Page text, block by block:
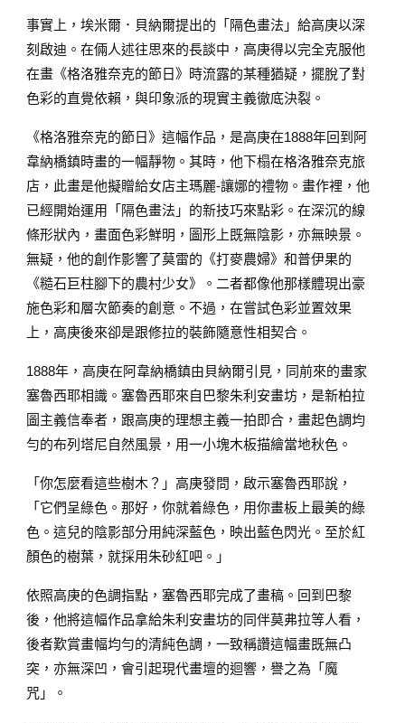
事實上，埃米爾．貝納爾提出的「隔色畫法」給高庚以深
刻啟迪。在倆人述往思來的長談中，高庚得以完全克服他
在畫《格洛雅奈克的節日》時流露的某種猶疑，擺脫了對
色彩的直覺依賴，與印象派的現實主義徹底決裂。
《格洛雅奈克的節日》這幅作品，是高庚在1888年回到阿
韋納橋鎮時畫的一幅靜物。其時，他下榻在格洛雅奈克旅
店，此畫是他擬贈給女店主瑪麗-讓娜的禮物。畫作裡，他
已經開始運用「隔色畫法」的新技巧來點彩。在深沉的線
條形狀內，畫面色彩鮮明，圖形上既無陰影，亦無映景。
無疑，他的創作影響了莫雷的《打麥農婦》和普伊果的
《糙石巨柱腳下的農村少女》。二者都像他那樣體現出豪
施色彩和層次節奏的創意。不過，在嘗試色彩並置效果
上，高庚後來卻是跟修拉的裝飾隨意性相契合。
1888年，高庚在阿韋納橋鎮由貝納爾引見，同前來的畫家
塞魯西耶相識。塞魯西耶來自巴黎朱利安畫坊，是新柏拉
圖主義信奉者，跟高庚的理想主義一拍即合，畫起色調均
勻的布列塔尼自然風景，用一小塊木板描繪當地秋色。
「你怎麼看這些樹木？」高庚發問，啟示塞魯西耶說，
「它們呈綠色。那好，你就着綠色，用你畫板上最美的綠
色。這兒的陰影部分用純深藍色，映出藍色閃光。至於紅
顏色的樹葉，就採用朱砂紅吧。」
依照高庚的色調指點，塞魯西耶完成了畫稿。回到巴黎
後，他將這幅作品拿給朱利安畫坊的同伴莫弗拉等人看，
後者歎賞畫幅均勻的清純色調，一致稱讚這幅畫既無凸
突，亦無深凹，會引起現代畫壇的迴響，譽之為「魔
咒」。